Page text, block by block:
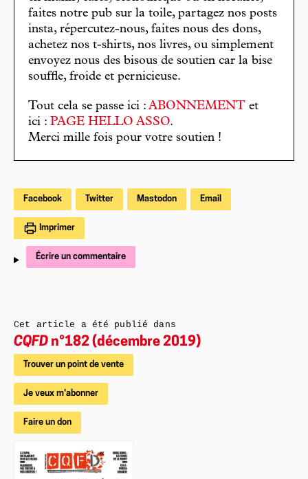
faites notre pub sur la toile, partagez nos posts
insta, répercutez-nous, faites nous des dons,
achetez nos t-shirts, nos livres, ou simplement
envoyez nous des bisous de soutien car la bise
souffle, froide et pernicieuse.
Tout cela se passe ici : ABONNEMENT et
ici : PAGE HELLO ASSO.
Merci mille fois pour votre soutien !
Facebook Twitter Mastodon Email
Imprimer
Écrire un commentaire
Cet article a été publié dans
CQFD n°182 (décembre 2019)
Trouver un point de vente
Je veux m'abonner
Faire un don